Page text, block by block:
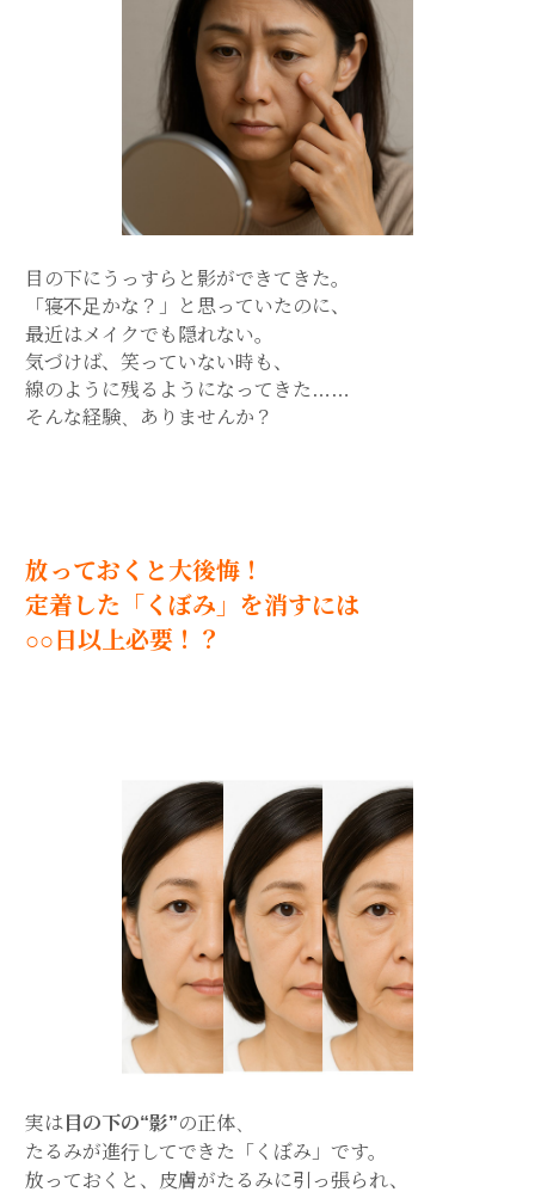
目の下にうっすらと影ができてきた。
「寝不足かな？」と思っていたのに、
最近はメイクでも隠れない。
気づけば、笑っていない時も、
線のように残るようになってきた……
そんな経験、ありませんか？
放っておくと大後悔！
定着した「くぼみ」を消すには
○○日以上必要！？
実は 目の下の“影”の正体、
たるみが進行してできた「くぼみ」です。
放っておくと、皮膚がたるみに引っ張られ、